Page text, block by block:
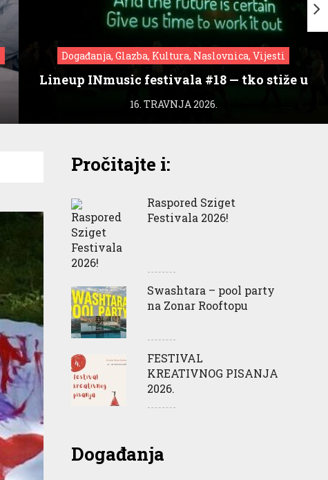
Događanja, Glazba, Kultura, Naslovnica, Vijesti
Lineup INmusic festivala #18 — tko stiže u
Zagreb?
16. TRAVNJA 2026.
Pročitajte i:
Raspored Sziget
Festivala 2026!
Swashtara – pool party
na Zonar Rooftopu
FESTIVAL
KREATIVNOG PISANJA
2026.
Događanja